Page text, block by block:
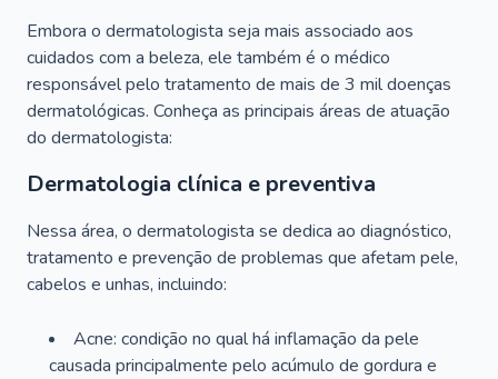
Embora o dermatologista seja mais associado aos
cuidados com a beleza, ele também é o médico
responsável pelo tratamento de mais de 3 mil doenças
dermatológicas. Conheça as principais áreas de atuação
do dermatologista:
Dermatologia clínica e preventiva
Nessa área, o dermatologista se dedica ao diagnóstico,
tratamento e prevenção de problemas que afetam pele,
cabelos e unhas, incluindo:
Acne: condição no qual há inflamação da pele
causada principalmente pelo acúmulo de gordura e